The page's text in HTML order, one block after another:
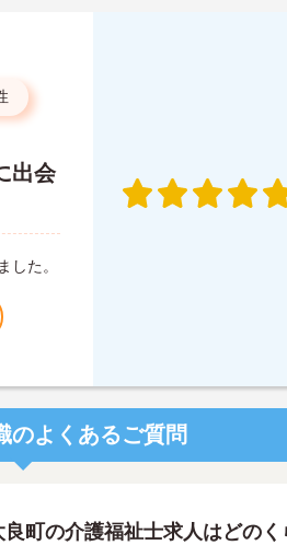
出会
した。
のよくあるご質問
町の介護福祉士求人はどのく